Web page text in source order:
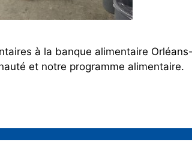
à la banque alimentaire
et notre programme alimentaire.